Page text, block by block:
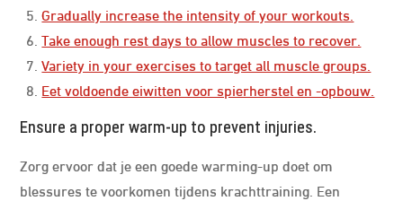
Gradually increase the intensity of your workouts.
Take enough rest days to allow muscles to recover.
Variety in your exercises to target all muscle groups.
Eet voldoende eiwitten voor spierherstel en -opbouw.
Ensure a proper warm-up to prevent injuries.
Zorg ervoor dat je een goede warming-up doet om
blessures te voorkomen tijdens krachttraining. Een